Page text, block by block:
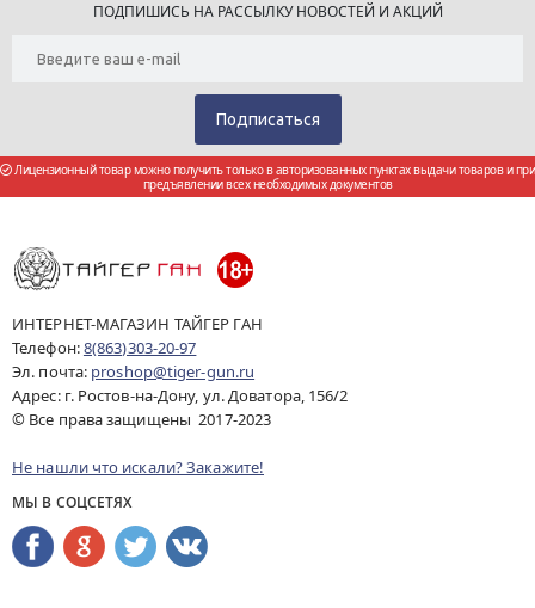
ПОДПИШИСЬ НА РАССЫЛКУ НОВОСТЕЙ И АКЦИЙ
Лицензионный товар можно получить только в авторизованных пунктах выдачи товаров и при
предъявлении всех необходимых документов
ИНТЕРНЕТ-МАГАЗИН ТАЙГЕР ГАН
Телефон:8(863)303-20-97
Эл. почта: proshop@tiger-gun.ru
Адрес: г. Ростов-на-Дону, ул. Доватора, 156/2
© Все права защищены 2017-2023
Не нашли что искали? Закажите!
МЫ В СОЦСЕТЯХ